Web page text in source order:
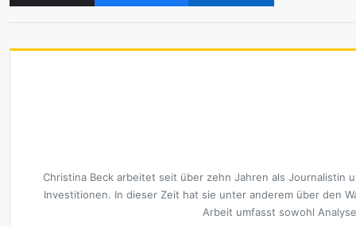
Christina Beck arbeitet seit über zehn Jahren als Journalistin
Investitionen. In dieser Zeit hat sie unter anderem über den
Arbeit umfasst sowohl